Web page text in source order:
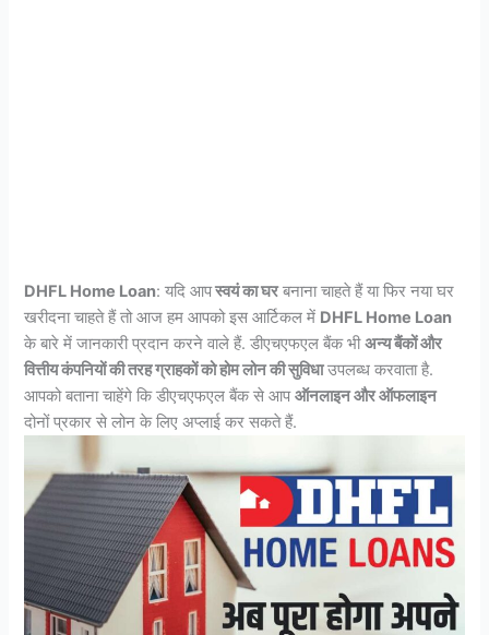
DHFL Home Loan: यदि आपस्वयं का घरबनाना चाहते हैं या फिर नया घर
खरीदना चाहते हैं तो आज हम आपको इस आर्टिकल में DHFL Home Loan
के बारे में जानकारी प्रदान करने वाले हैं. डीएचएफएल बैंक भीअन्य बैंकों और
वित्तीय कंपनियों की तरह ग्राहकों को होम लोन की सुविधाउपलब्ध करवाता है.
आपको बताना चाहेंगे कि डीएचएफएल बैंक से आपऑनलाइन और ऑफलाइन
दोनों प्रकार से लोन के लिए अप्लाई कर सकते हैं.